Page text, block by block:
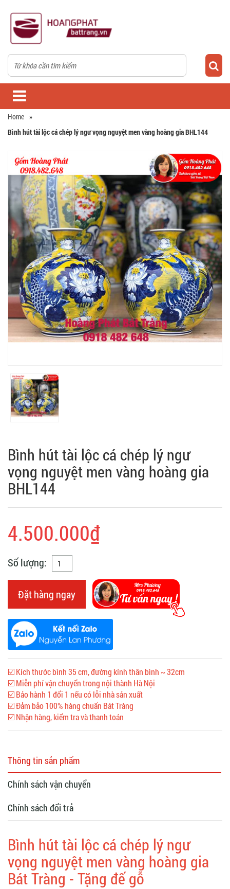
Home »
Bình hút tài lộc cá chép lý ngư vọng nguyệt men vàng hoàng gia BHL144
Bình hút tài lộc cá chép lý ngư
vọng nguyệt men vàng hoàng gia
BHL144
4.500.000₫
Số lượng:
Đặt hàng ngay
☑️ Kích thước bình 35 cm, đường kính thân bình ~ 32cm
☑️ Miễn phí vận chuyển trong nội thành Hà Nội
☑️ Bảo hành 1 đổi 1 nếu có lỗi nhà sản xuất
☑️ Đảm bảo 100% hàng chuẩn Bát Tràng
☑️ Nhận hàng, kiểm tra và thanh toán
Thông tin sản phẩm
Chính sách vận chuyển
Chính sách đổi trả
Bình hút tài lộc cá chép lý ngư
vọng nguyệt men vàng hoàng gia
Bát Tràng - Tặng đế gỗ